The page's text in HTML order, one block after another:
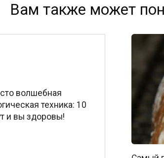
Вам также может
волшебная
техника: 10
и вы здоровы!